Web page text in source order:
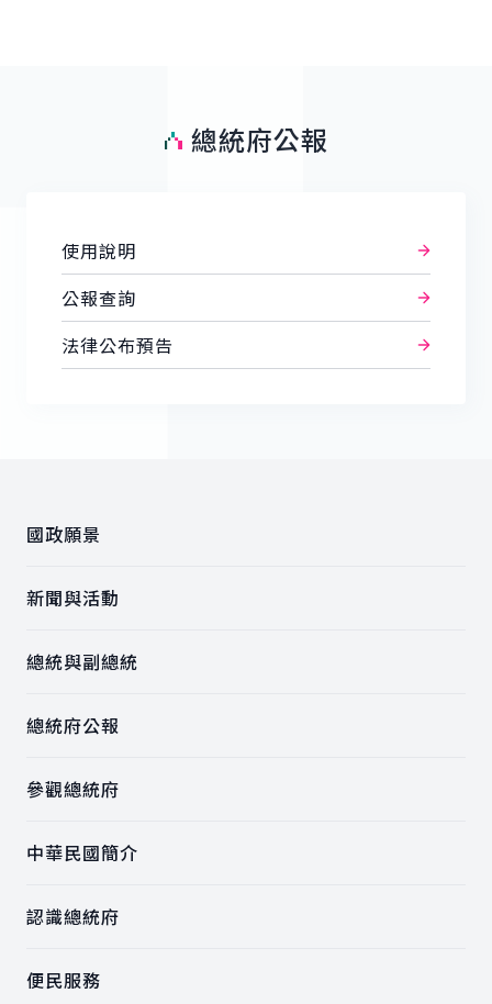
總統府公報
使用說明
公報查詢
法律公布預告
國政願景
新聞與活動
總統與副總統
總統府公報
參觀總統府
中華民國簡介
認識總統府
便民服務